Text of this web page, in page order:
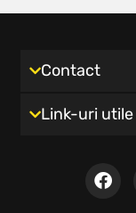
Contact
Link-uri utile